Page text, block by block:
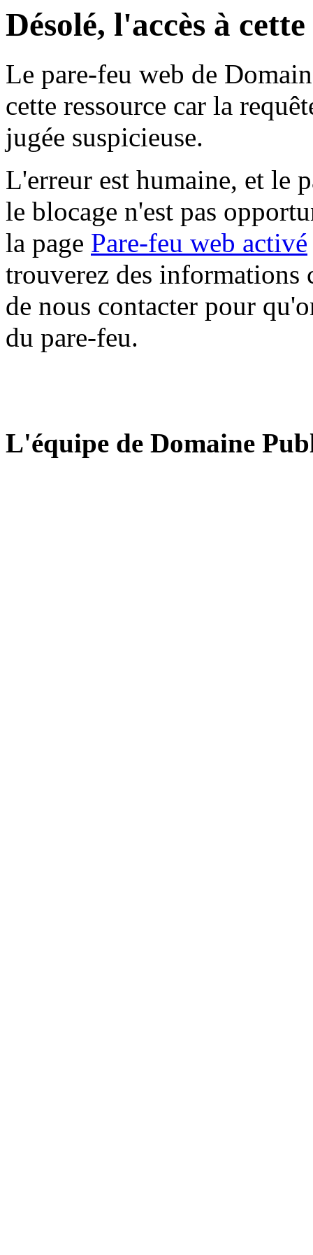
Désolé, l'accès à
Le pare-feu web de
cette ressource car la
jugée suspicieuse.
L'erreur est humaine, et le
le blocage n'est pas
la page Pare-feu web activé
trouverez des informations
de nous contacter pour
du pare-feu.
L'équipe de Domaine